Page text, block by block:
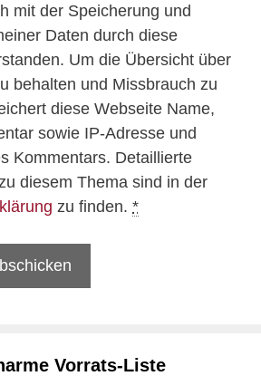
mit der Speicherung und
Daten durch diese
Um die Übersicht über
behalten und Missbrauch zu
diese Webseite Name,
sowie IP-Adresse und
Kommentars. Detaillierte
diesem Thema sind in der
zu finden. *
Vorrats-Liste